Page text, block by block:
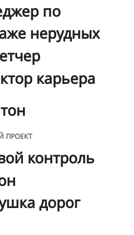
по
нерудных
карьера
ПРОЕКТ
контроль
дорог